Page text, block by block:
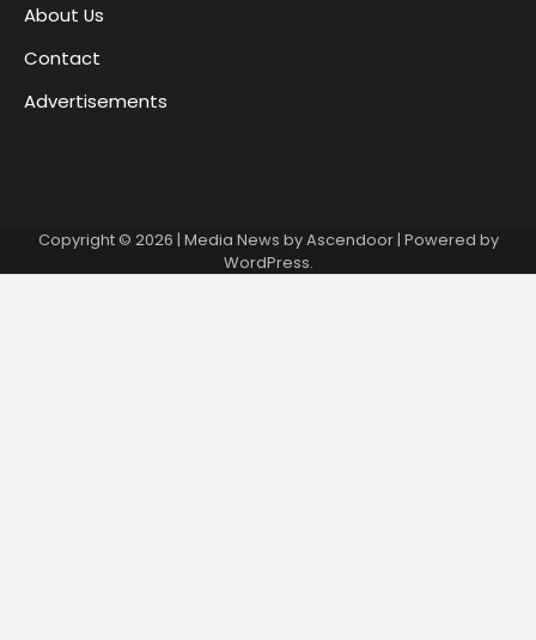
About Us
Contact
Advertisements
Copyright © 2026 | Media News byAscendoor| Powered by
WordPress.